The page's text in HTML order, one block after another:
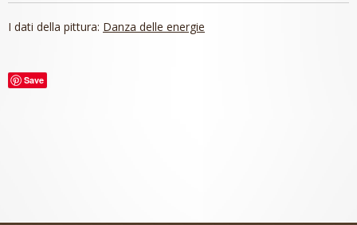
I dati della pittura: Danza delle energie
Save